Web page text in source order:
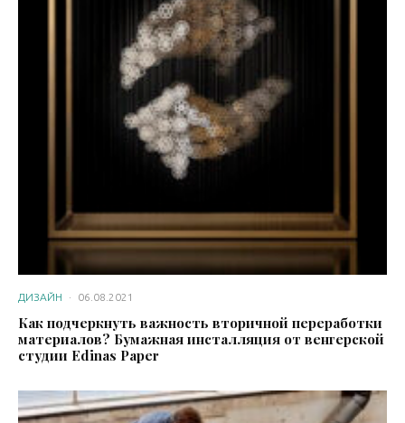
ДИЗАЙН · 06.08.2021
Как подчеркнуть важность вторичной переработки
материалов? Бумажная инсталляция от венгерской
студии Edinas Paper